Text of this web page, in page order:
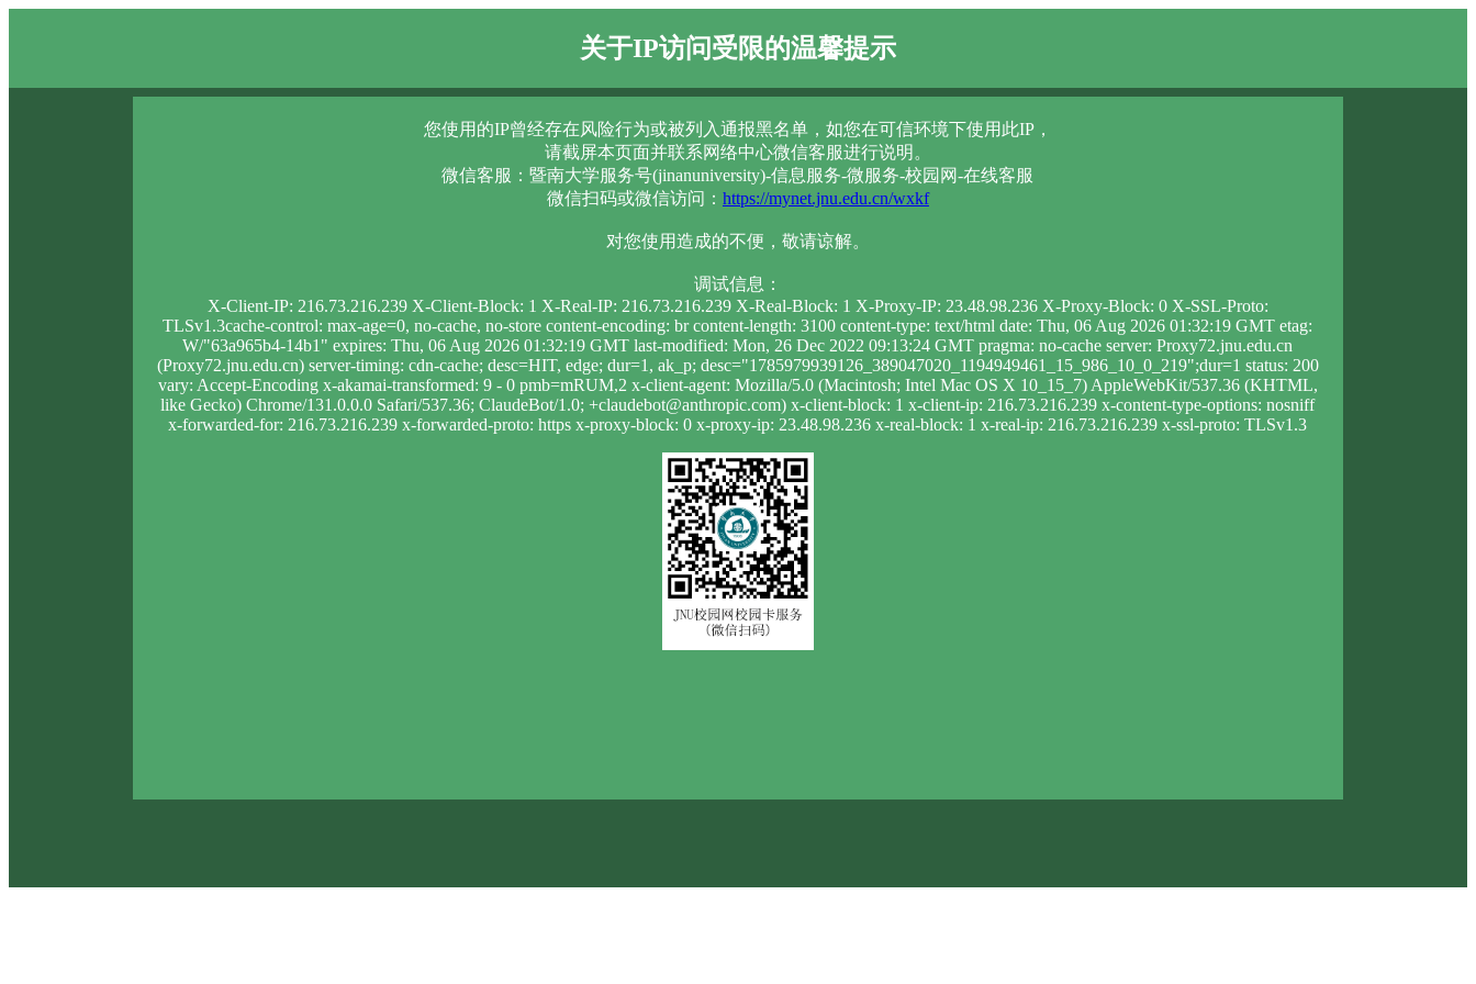
关于IP访问受限的温馨提示
您使用的IP曾经存在风险行为或被列入通报黑名单，如您在可信环境下使用此IP，
请截屏本页面并联系网络中心微信客服进行说明。
微信客服：暨南大学服务号(jinanuniversity)-信息服务-微服务-校园网-在线客服
微信扫码或微信访问： https://mynet.jnu.edu.cn/wxkf
对您使用造成的不便，敬请谅解。
调试信息：
X-Client-IP: 216.73.216.239 X-Client-Block: 1 X-Real-IP: 216.73.216.239 X-Real-Block: 1 X-Proxy-IP: 23.48.98.236 X-Proxy-Block: 0 X-SSL-Proto:
TLSv1.3cache-control: max-age=0, no-cache, no-store content-encoding: br content-length: 3100 content-type: text/html date: Thu, 06 Aug 2026 01:32:19 GMT etag:
W/"63a965b4-14b1" expires: Thu, 06 Aug 2026 01:32:19 GMT last-modified: Mon, 26 Dec 2022 09:13:24 GMT pragma: no-cache server: Proxy72.jnu.edu.cn
(Proxy72.jnu.edu.cn) server-timing: cdn-cache; desc=HIT, edge; dur=1, ak_p; desc="1785979939126_389047020_1194949461_15_986_10_0_219";dur=1 status: 200
vary: Accept-Encoding x-akamai-transformed: 9 - 0 pmb=mRUM,2 x-client-agent: Mozilla/5.0 (Macintosh; Intel Mac OS X 10_15_7) AppleWebKit/537.36 (KHTML,
like Gecko) Chrome/131.0.0.0 Safari/537.36; ClaudeBot/1.0; +claudebot@anthropic.com) x-client-block: 1 x-client-ip: 216.73.216.239 x-content-type-options: nosniff
x-forwarded-for: 216.73.216.239 x-forwarded-proto: https x-proxy-block: 0 x-proxy-ip: 23.48.98.236 x-real-block: 1 x-real-ip: 216.73.216.239 x-ssl-proto: TLSv1.3